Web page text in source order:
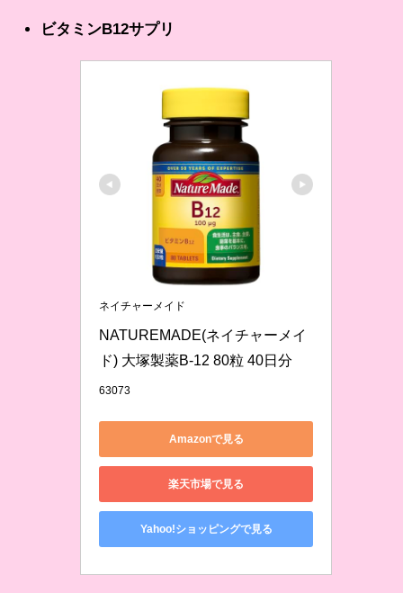
ビタミンB12サプリ
ネイチャーメイド
NATUREMADE(ネイチャーメイ
ド) 大塚製薬B-12 80粒 40日分
63073
Amazonで見る
楽天市場で見る
Yahoo!ショッピングで見る